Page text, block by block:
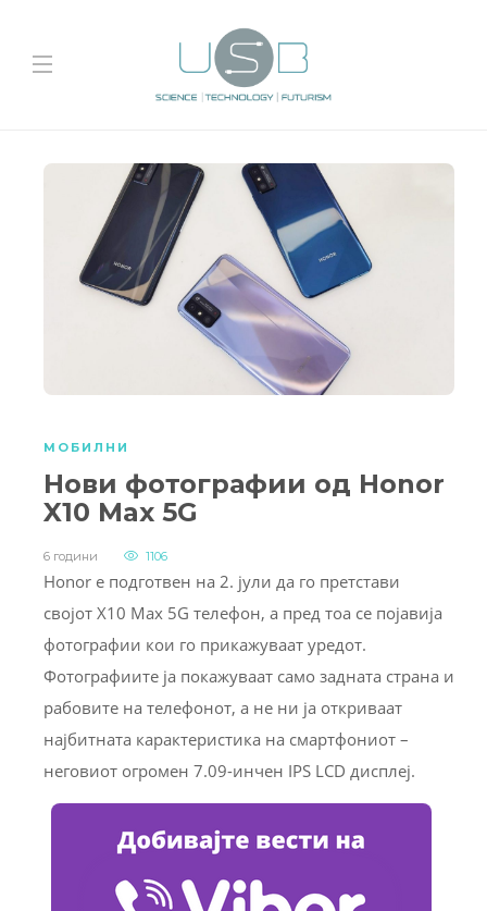
МОБИЛНИ
Нови фотографии од Honor
X10 Max 5G
6 години 1106
Honor е подготвен на 2. јули да го претстави
својот X10 Max 5G телефон, а пред тоа се појавија
фотографии кои го прикажуваат уредот.
Фотографиите ја покажуваат само задната страна и
рабовите на телефонот, а не ни ја откриваат
најбитната карактеристика на смартфониот –
неговиот огромен 7.09-инчен IPS LCD дисплеј.